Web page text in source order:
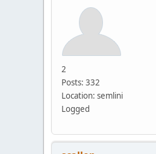
2
Posts: 332
Location: semlini
Logged